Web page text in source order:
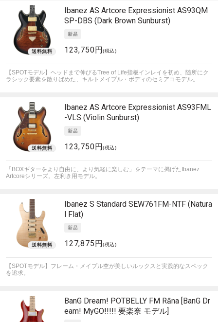
Ibanez AS Artcore Expressionist AS93QM
SP-DBS (Dark Brown Sunburst)
123,750円(税込)
【SPOTモデル】ヘッドまで伸びるTree of Life指板インレイを初め、随所にク
ラシック要素を散りばめた、キルトメイプル・ボディのセミアコモデル。
Ibanez AS Artcore Expressionist AS93FML
-VLS (Violin Sunburst)
123,750円(税込)
「BOXギターをより自由に、より気軽に楽しむ」をテーマに掲げたIbanez
Artcoreシリーズ。左利き用モデル。
Ibanez S Standard SEW761FM-NTF (Natura
l Flat)
127,875円(税込)
【SPOTモデル】フレーム・メイプル杢が美しいルックスと実践的なスペック
を追求。
BanG Dream! POTBELLY FM Rāna [BanG Dr
eam! MyGO!!!!! 要楽奈 モデル]